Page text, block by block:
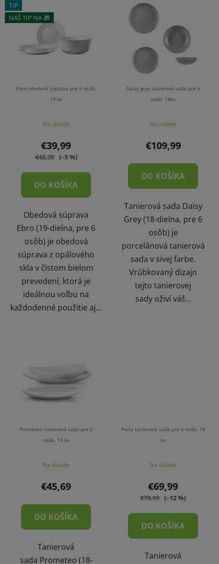
TIP
NÁŠ TIP NA 🎁
Ebro obedová súprava pre 6 osôb,
19 ks
Na sklade
€39,99
€42,39 (–5 %)
DO KOŠÍKA
Obedová súprava
Ebro (19-dielna, pre 6
osôb) je obedová
súprava z opálového
skla v čistom bielom
prevedení, ktorá je
ideálnou voľbu na
každodenné použitie aj...
Daisy gray tanierová sada pre 6
osôb, 18ks
Na sklade
€109,99
DO KOŠÍKA
Tanierová sada Daisy
Grey (18-dielna, pre 6
osôb) je
porcelánová tanierová
sada v sivej farbe.
Vrúbkovaný dizajn
tejto tanierovej
sady oživí váš...
Prometeo tanierová sada pre 6
osôb, 18 ks
Na sklade
€45,69
DO KOŠÍKA
Tanierová
sada Prometeo (18-
Perla tanierová sada pre 6 osôb, 18
ks
Na sklade
€69,99
€79,99 (–12 %)
DO KOŠÍKA
Tanierová